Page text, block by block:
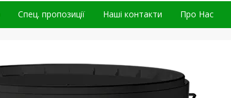
Спец. пропозиції Наші контакти Про Нас